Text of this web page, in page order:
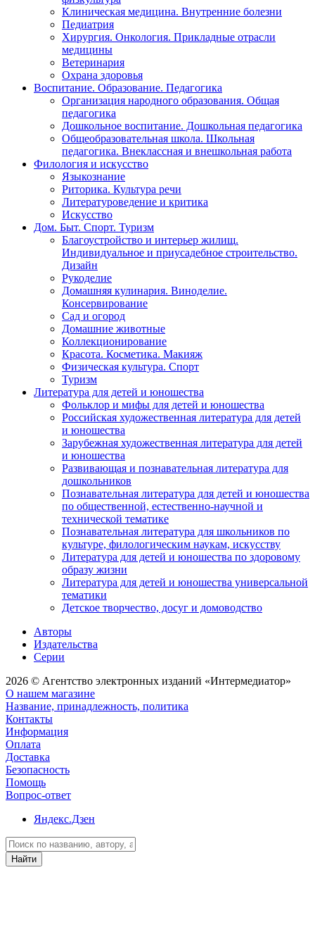
Клиническая медицина. Внутренние болезни
Педиатрия
Хирургия. Онкология. Прикладные отрасли
медицины
Ветеринария
Охрана здоровья
Воспитание. Образование. Педагогика
Организация народного образования. Общая
педагогика
Дошкольное воспитание. Дошкольная педагогика
Общеобразовательная школа. Школьная
педагогика. Внеклассная и внешкольная работа
Филология и искусство
Языкознание
Риторика. Культура речи
Литературоведение и критика
Искусство
Дом. Быт. Спорт. Туризм
Благоустройство и интерьер жилищ.
Индивидуальное и приусадебное строительство.
Дизайн
Рукоделие
Домашняя кулинария. Виноделие.
Консервирование
Сад и огород
Домашние животные
Коллекционирование
Красота. Косметика. Макияж
Физическая культура. Спорт
Туризм
Литература для детей и юношества
Фольклор и мифы для детей и юношества
Российская художественная литература для детей
и юношества
Зарубежная художественная литература для детей
и юношества
Развивающая и познавательная литература для
дошкольников
Познавательная литература для детей и юношества
по общественной, естественно-научной и
технической тематике
Познавательная литература для школьников по
культуре, филологическим наукам, искусству
Литература для детей и юношества по здоровому
образу жизни
Литература для детей и юношества универсальной
тематики
Детское творчество, досуг и домоводство
Авторы
Издательства
Серии
2026 © Агентство электронных изданий «Интермедиатор»
О нашем магазине
Название, принадлежность, политика
Контакты
Информация
Оплата
Доставка
Безопасность
Помощь
Вопрос-ответ
Яндекс.Дзен
Найти